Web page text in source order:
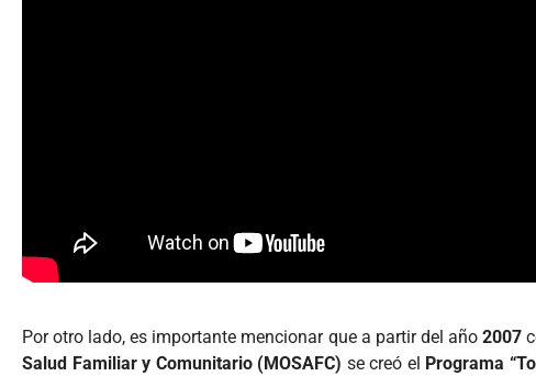
Por otro lado, es importante mencionar que a partir del año 2007
Salud Familiar y Comunitario (MOSAFC) se creó el Programa